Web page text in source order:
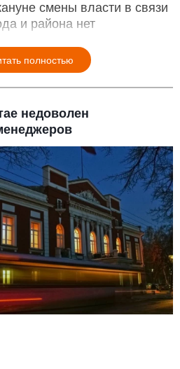
смены власти в связи
и района нет
полностью
недоволен